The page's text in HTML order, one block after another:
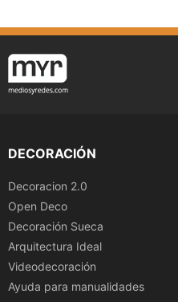
DECORACIÓN
Decoracion 2.0
Open Deco
Decoración Sueca
Arquitectura Ideal
Videodecoración
Ayuda para manualidades